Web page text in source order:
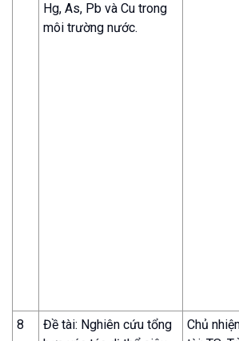
Hg, As, Pb và Cu trong
môi trường nước.
8
Đề tài: Nghiên cứu tổng
Chủ